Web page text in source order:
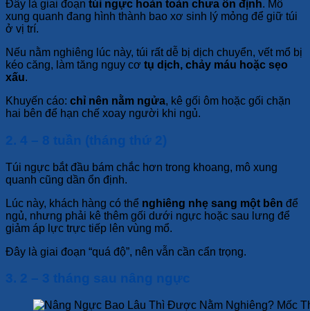
Đây là giai đoạn túi ngực hoàn toàn chưa ổn định. Mô
xung quanh đang hình thành bao xơ sinh lý mỏng để giữ túi
ở vị trí.
Nếu nằm nghiêng lúc này, túi rất dễ bị dịch chuyển, vết mổ bị
kéo căng, làm tăng nguy cơ tụ dịch, chảy máu hoặc sẹo
xấu.
Khuyến cáo: chỉ nên nằm ngửa, kê gối ôm hoặc gối chặn
hai bên để hạn chế xoay người khi ngủ.
2. 4 – 8 tuần (tháng thứ 2)
Túi ngực bắt đầu bám chắc hơn trong khoang, mô xung
quanh cũng dần ổn định.
Lúc này, khách hàng có thể nghiêng nhẹ sang một bên để
ngủ, nhưng phải kê thêm gối dưới ngực hoặc sau lưng để
giảm áp lực trực tiếp lên vùng mổ.
Đây là giai đoạn “quá độ”, nên vẫn cần cẩn trọng.
3. 2 – 3 tháng sau nâng ngực